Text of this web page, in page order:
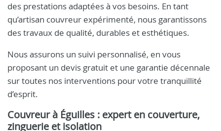
des prestations adaptées à vos besoins. En tant
qu’artisan couvreur expérimenté, nous garantissons
des travaux de qualité, durables et esthétiques.
Nous assurons un suivi personnalisé, en vous
proposant un devis gratuit et une garantie décennale
sur toutes nos interventions pour votre tranquillité
d’esprit.
Couvreur à Éguilles : expert en couverture,
zinguerie et isolation